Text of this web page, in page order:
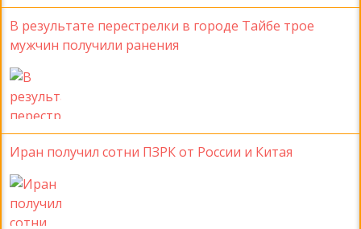
В результате перестрелки в городе Тайбе трое
мужчин получили ранения
Иран получил сотни ПЗРК от России и Китая